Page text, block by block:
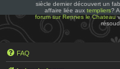
siècle dernier découvert un
affaire liée aux templiers?
forum sur Rennes le Chateau
FAQ